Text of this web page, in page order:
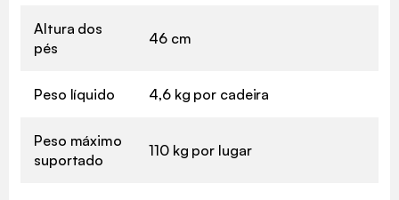
Altura dos
pés
46 cm
Peso líquido 4,6 kg por cadeira
Peso máximo
suportado
110 kg por lugar